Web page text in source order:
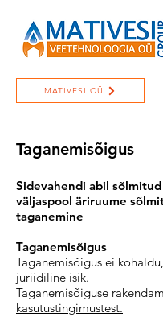
MATIVESI OÜ
Taganemisõigus
Sidevahendi abil
väljaspool äriruume
taganemine
Taganemisõigus
Taganemisõigus ei
juriidiline isik.
Taganemisõiguse
kasutustingimustest.